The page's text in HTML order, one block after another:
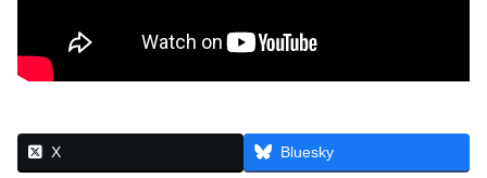
X Bluesky